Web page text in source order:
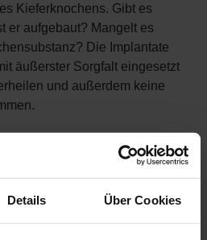
Details Über Cookies
Kieferknochens. Gibt es
er aufgebaut? Mangelt es
Die Implantate
äußerster Sorgfalt eingesetzt
und außerdem keine
mit grundlegender
stößt da womöglich an seine
Folgen für den Patienten!